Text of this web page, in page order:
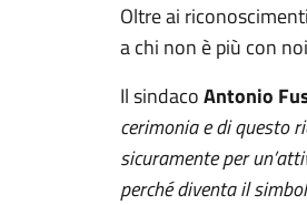
Oltre ai
a chi non è più con
Il sindacoAntonio
cerimonia e di questo
sicuramente per
perché diventa il